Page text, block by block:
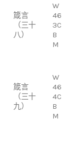
箴言
（三十
八）
W
46
3C
B
M
箴言
（三十
九）
W
46
4C
B
M